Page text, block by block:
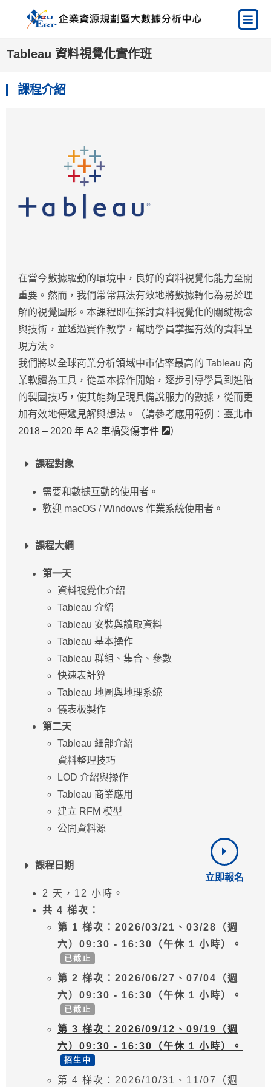
Tableau 資料視覺化實作班
課程介紹
在當今數據驅動的環境中，良好的資料視覺化能力至關
重要。然而，我們常常無法有效地將數據轉化為易於理
解的視覺圖形。本課程即在探討資料視覺化的關鍵概念
與技術，並透過實作教學，幫助學員掌握有效的資料呈
現方法。
我們將以全球商業分析領域中市佔率最高的 Tableau 商
業軟體為工具，從基本操作開始，逐步引導學員到進階
的製圖技巧，使其能夠呈現具備說服力的數據，從而更
加有效地傳遞見解與想法。（請參考應用範例： 臺北市
2018 – 2020 年 A2 車禍受傷事件
）
立即報名
課程對象
需要和數據互動的使用者。
歡迎 macOS / Windows 作業系統使用者。
課程大綱
第一天
資料視覺化介紹
Tableau 介紹
Tableau 安裝與讀取資料
Tableau 基本操作
Tableau 群組、集合、參數
快速表計算
Tableau 地圖與地理系統
儀表板製作
第二天
Tableau 細部介紹
資料整理技巧
LOD 介紹與操作
Tableau 商業應用
建立 RFM 模型
公開資料源
課程日期
2 天，12 小時。
共 4 梯次：
第 1 梯次：2026/03/21、03/28（週
六）09:30 - 16:30（午休 1 小時）。
已截止
第 2 梯次：2026/06/27、07/04（週
六）09:30 - 16:30（午休 1 小時）。
已截止
第 3 梯次：2026/09/12、09/19（週
六）09:30 - 16:30（午休 1 小時）。
招生中
第 4 梯次：2026/10/31、11/07（週